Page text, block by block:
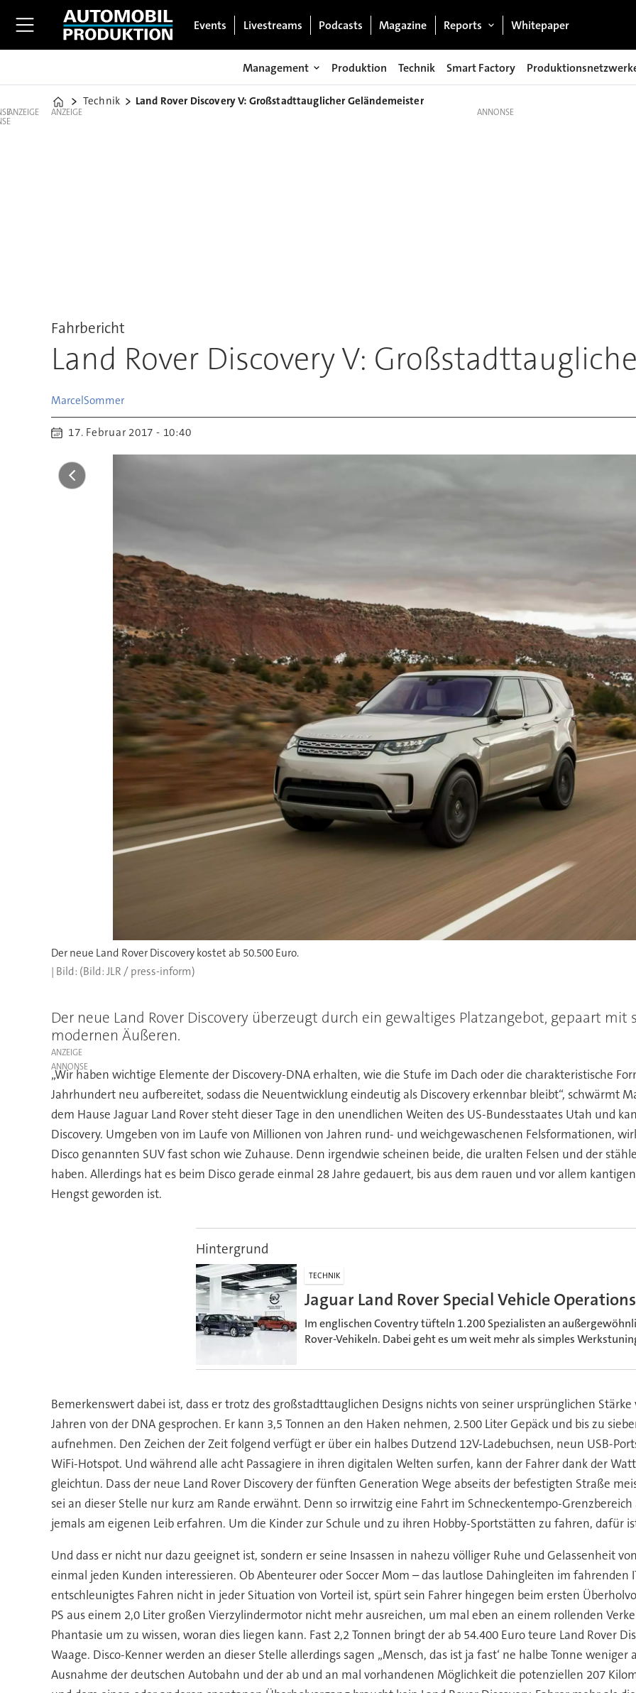
Events Livestreams Podcasts Magazine Reports Whitepaper
Management Produktion Technik Smart Factory
Home
Technik Land Rover Discovery V: Großstadttauglicher Geländemeister
ANZEIGE ANZEIGE
Fahrbericht
Land Rover Discovery V:
MarcelSommer
17. Februar 2017 - 10:40
Der neue Land Rover Discovery kostet ab 50.500 Euro.
(Bild: JLR / press-inform)
Der neue Land Rover Discovery überzeugt durch ein gewaltiges Platzangebot, gepaart
modernen Äußeren.
ANZEIGE
„Wir haben wichtige Elemente der Discovery-DNA erhalten, wie die Stufe im Dach oder die charakteristische
Jahrhundert neu aufbereitet, sodass die Neuentwicklung eindeutig als Discovery erkennbar bleibt“, schwärmt
dem Hause Jaguar Land Rover steht dieser Tage in den unendlichen Weiten des US-Bundesstaates Utah und
Discovery. Umgeben von im Laufe von Millionen von Jahren rund- und weichgewaschenen Felsformationen,
Disco genannten SUV fast schon wie Zuhause. Denn irgendwie scheinen beide, die uralten Felsen und der
haben. Allerdings hat es beim Disco gerade einmal 28 Jahre gedauert, bis aus dem rauen und vor allem
Hengst geworden ist.
Hintergrund
TECHNIK
Jaguar Land Rover Special Vehicle
Im englischen Coventry tüfteln 1.200 Spezialisten an
Rover-Vehikeln. Dabei geht es um weit mehr als simples
Bemerkenswert dabei ist, dass er trotz des großstadttauglichen Designs nichts von seiner ursprünglichen
Jahren von der DNA gesprochen. Er kann 3,5 Tonnen an den Haken nehmen, 2.500 Liter Gepäck und bis zu
aufnehmen. Den Zeichen der Zeit folgend verfügt er über ein halbes Dutzend 12V-Ladebuchsen, neun USB-
WiFi-Hotspot. Und während alle acht Passagiere in ihren digitalen Welten surfen, kann der Fahrer dank der
gleichtun. Dass der neue Land Rover Discovery der fünften Generation Wege abseits der befestigten Straße
sei an dieser Stelle nur kurz am Rande erwähnt. Denn so irrwitzig eine Fahrt im Schneckentempo-
jemals am eigenen Leib erfahren. Um die Kinder zur Schule und zu ihren Hobby-Sportstätten zu fahren, dafür
Und dass er nicht nur dazu geeignet ist, sondern er seine Insassen in nahezu völliger Ruhe und Gelassenheit
einmal jeden Kunden interessieren. Ob Abenteurer oder Soccer Mom – das lautlose Dahingleiten im fahrenden
entschleunigtes Fahren nicht in jeder Situation von Vorteil ist, spürt sein Fahrer hingegen beim ersten
PS aus einem 2,0 Liter großen Vierzylindermotor nicht mehr ausreichen, um mal eben an einem rollenden
Phantasie um zu wissen, woran dies liegen kann. Fast 2,2 Tonnen bringt der ab 54.400 Euro teure Land Rover
Waage. Disco-Kenner werden an dieser Stelle allerdings sagen „Mensch, das ist ja fast‘ ne halbe Tonne
Ausnahme der deutschen Autobahn und der ab und an mal vorhandenen Möglichkeit die potenziellen 207